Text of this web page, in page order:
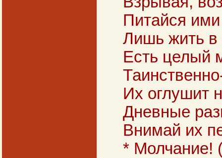
Питайся
Лишь жить
Есть целый
Их оглушит
Дневные
Внимай их
* Молчание!